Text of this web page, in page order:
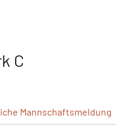
C
Mannschaftsmeldung